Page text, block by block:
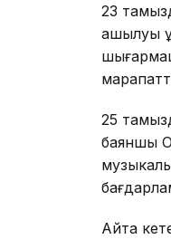
23
ашылуы
25
баяншы
Айта